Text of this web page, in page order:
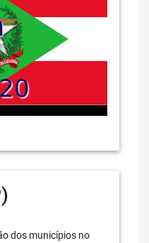
dos municípios no